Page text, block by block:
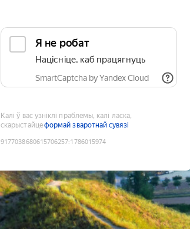
Я не робат
Націсніце, каб працягнуць
SmartCaptcha by Yandex Cloud
Калі ў вас узніклі праблемы, калі ласка,
скарыстайцеформай зваротнай сувязі
9177038680615706257:1786015974